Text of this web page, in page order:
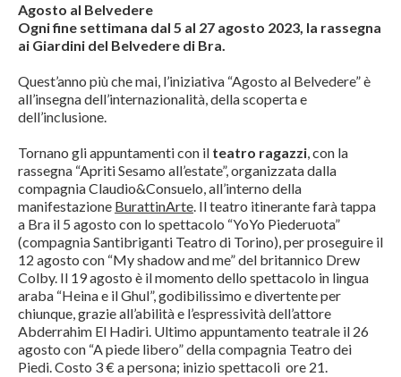
Agosto al Belvedere
Ogni fine settimana dal 5 al 27 agosto 2023, la rassegna
ai Giardini del Belvedere di Bra.
Quest’anno più che mai, l’iniziativa “Agosto al Belvedere” è
all’insegna dell’internazionalità, della scoperta e
dell’inclusione.
Tornano gli appuntamenti con il teatro ragazzi, con la
rassegna “Apriti Sesamo all’estate”, organizzata dalla
compagnia Claudio&Consuelo, all’interno della
manifestazione BurattinArte. Il teatro itinerante farà tappa
a Bra il 5 agosto con lo spettacolo “YoYo Piederuota”
(compagnia Santibriganti Teatro di Torino), per proseguire il
12 agosto con “My shadow and me” del britannico Drew
Colby. Il 19 agosto è il momento dello spettacolo in lingua
araba “Heina e il Ghul”, godibilissimo e divertente per
chiunque, grazie all’abilità e l’espressività dell’attore
Abderrahim El Hadiri. Ultimo appuntamento teatrale il 26
agosto con “A piede libero” della compagnia Teatro dei
Piedi. Costo 3 € a persona; inizio spettacoli ore 21.